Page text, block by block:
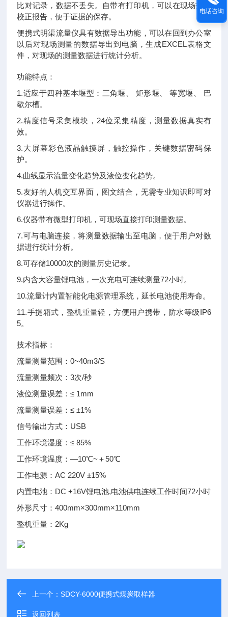
比对记录，数据不丢失。自带有打印机，可以在现场打印
校正报告，便于证据的保存。
便携式明渠流量仪具有数据导出功能，可以在回到办公室
以后对现场测量的数据导出到电脑，生成EXCEL表格文
件，对现场的测量数据进行统计分析。
功能特点：
1.适应于四种基本堰型：三角堰、 矩形堰、 等宽堰、 巴
歇尔槽。
2.精度信号采集模块，24位采集精度，测量数据真实有
效。
3.大屏幕彩色液晶触摸屏，触控操作，关键数据密码保
护。
4.曲线显示流量变化趋势及液位变化趋势。
5.友好的人机交互界面，图文结合，无需专业知识即可对
仪器进行操作。
6.仪器带有微型打印机，可现场直接打印测量数据。
7.可与电脑连接，将测量数据输出至电脑，便于用户对数
据进行统计分析。
8.可存储10000次的测量历史记录。
9.内含大容量锂电池，一次充电可连续测量72小时。
10.流量计内置智能化电源管理系统，延长电池使用寿命。
11.手提箱式，整机重量轻，方便用户携带，防水等级IP6
5。
技术指标：
流量测量范围：0~40m3/S
流量测量频次：3次/秒
液位测量误差：≤ 1mm
流量测量误差：≤ ±1%
信号输出方式：USB
工作环境湿度：≤ 85%
工作环境温度：—10℃~＋50℃
工作电源：AC 220V ±15%
内置电池：DC +16V锂电池,电池供电连续工作时间72小时
外形尺寸：400mm×300mm×110mm
整机重量：2Kg
上一个：SDCY-6000便携式煤炭取样器
返回列表
电话咨询